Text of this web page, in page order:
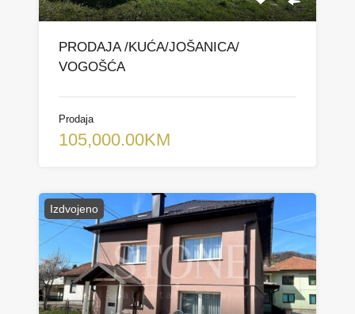
PRODAJA /KUĆA/JOŠANICA/
VOGOŠĆA
Prodaja
105,000.00KM
Izdvojeno